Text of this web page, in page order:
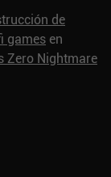
de
games en
Zero Nightmare